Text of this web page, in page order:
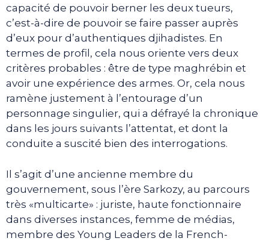
capacité de pouvoir berner les deux tueurs,
c’est-à-dire de pouvoir se faire passer auprès
d’eux pour d’authentiques djihadistes. En
termes de profil, cela nous oriente vers deux
critères probables : être de type maghrébin et
avoir une expérience des armes. Or, cela nous
ramène justement à l’entourage d’un
personnage singulier, qui a défrayé la chronique
dans les jours suivants l’attentat, et dont la
conduite a suscité bien des interrogations.
Il s’agit d’une ancienne membre du
gouvernement, sous l’ère Sarkozy, au parcours
très «multicarte» : juriste, haute fonctionnaire
dans diverses instances, femme de médias,
membre des Young Leaders de la French-